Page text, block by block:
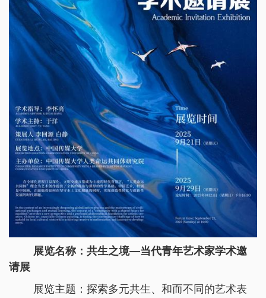
展览名称：共生之境—当代青年艺术家学术邀
请展
展览主题：探索多元共生、和而不同的艺术表